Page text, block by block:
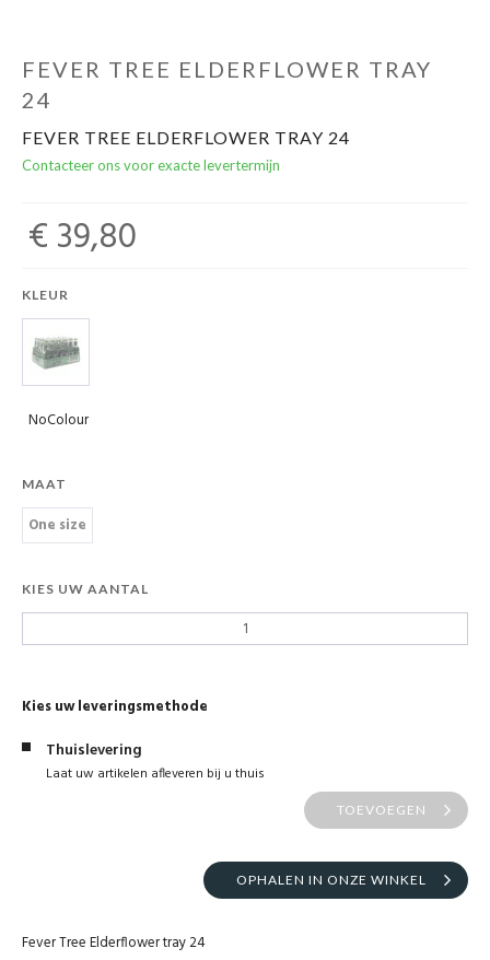
Geels Witteke De Maan's Jenever
FEVER TREE ELDERFLOWER TRAY
24
FEVER TREE ELDERFLOWER TRAY 24
Contacteer ons voor exacte levertermijn
€ 39,80
KLEUR
NoColour
MAAT
One size
KIES UW AANTAL
Kies uw leveringsmethode
Thuislevering
Laat uw artikelen afleveren bij u thuis
TOEVOEGEN
OPHALEN IN ONZE WINKEL
Fever Tree Elderflower tray 24